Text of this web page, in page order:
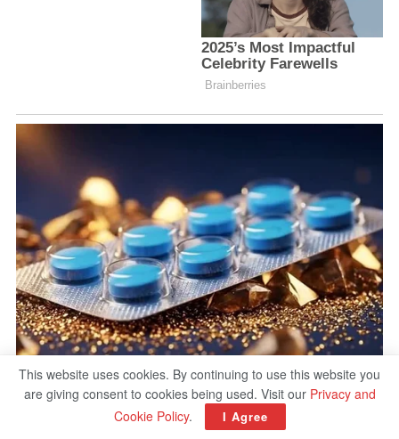
This website uses cookies. By continuing to use this website you
are giving consent to cookies being used. Visit our Privacy and
Cookie Policy. I Agree